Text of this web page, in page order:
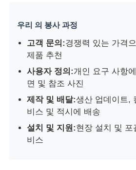
우리 의 봉사 과정
고객 문의:경쟁력 있는 가격
제품 추천
사용자 정의:개인 요구 사항
면 및 참조 사진
제작 및 배달:생산 업데이트,
비스 및 적시에 배송
설치 및 지원:현장 설치 및 포
비스